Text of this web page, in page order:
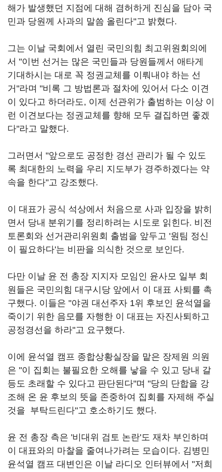
해가 발생했던 지점에 대해 겸허하게 진심을 담아 국
민과 당원께 사과의 말씀 올린다"고 밝혔다.
그는 이날 국회에서 열린 국민의힘 최고위원회의에
서 "이번 선거는 많은 국민들과 당원들께서 애타게
기대하시는 대로 꼭 정권교체를 이뤄내야 하는 선
거"라며 "비록 그 방법론과 절차에 있어서 다소 이견
이 있다고 하더라도, 이제 선관위가 출범하는 이상 이
런 이견보다는 정권교체를 향해 모두 결집하면 좋겠
다"라고 말했다.
그러면서 "앞으로도 공정한 경선 관리가 될 수 있도
록 최대한의 노력을 우리 지도부가 경주하겠다는 약
속을 한다"고 강조했다.
이 대표가 공식 석상에서 처음으로 사과 입장을 밝히
면서 당내 분위기를 정리하려는 시도로 읽힌다. 비전
토론회와 선거관리위원회 출범을 앞두고 '원팀 정신
이 필요하다'는 비판을 의식한 것으로 보인다.
다만 이날 윤 전 총장 지지자 모임인 윤사모 일부 회
원들은 국민의힘 대구시당 앞에서 이 대표 사퇴를 촉
구했다. 이들은 "야권 대선주자 1위 후보인 윤석열을
죽이기 위한 음모를 자행한 이 대표는 자진사퇴하고
공정경선을 하라"고 요구했다.
이에 윤석열 캠프 종합상황실장을 맡은 장제원 의원
은 "이 집회는 불필요한 오해를 낳을 수 있고 당내 갈
등도 초래할 수 있다고 판단된다"며 "당의 단합을 강
조해 온 윤 후보의 뜻을 존중하여 집회를 자제해 주실
것을 부탁드린다"고 호소하기도 했다.
윤 전 총장 측은 '비대위 검토 논란'도 재차 부인하며
이 대표와의 마찰을 줄여나가려는 모습이다. 김병민
윤석열 캠프 대변인은 이날 라디오 인터뷰에서 "저희